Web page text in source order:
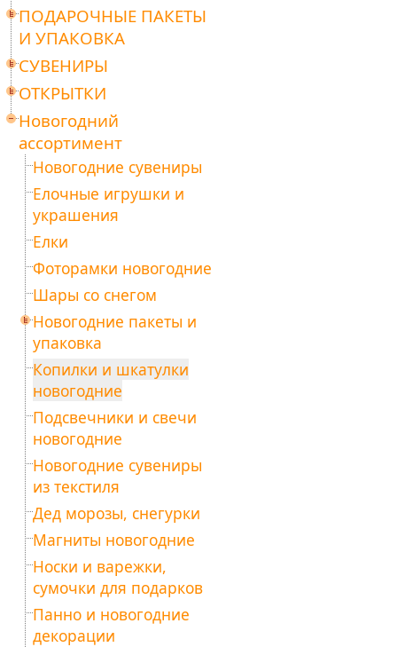
ПОДАРОЧНЫЕ ПАКЕТЫ
И УПАКОВКА
СУВЕНИРЫ
ОТКРЫТКИ
Новогодний
ассортимент
Новогодние сувениры
Елочные игрушки и
украшения
Елки
Фоторамки новогодние
Шары со снегом
Новогодние пакеты и
упаковка
Копилки и шкатулки
новогодние
Подсвечники и свечи
новогодние
Новогодние сувениры
из текстиля
Дед морозы, снегурки
Магниты новогодние
Носки и варежки,
сумочки для подарков
Панно и новогодние
декорации